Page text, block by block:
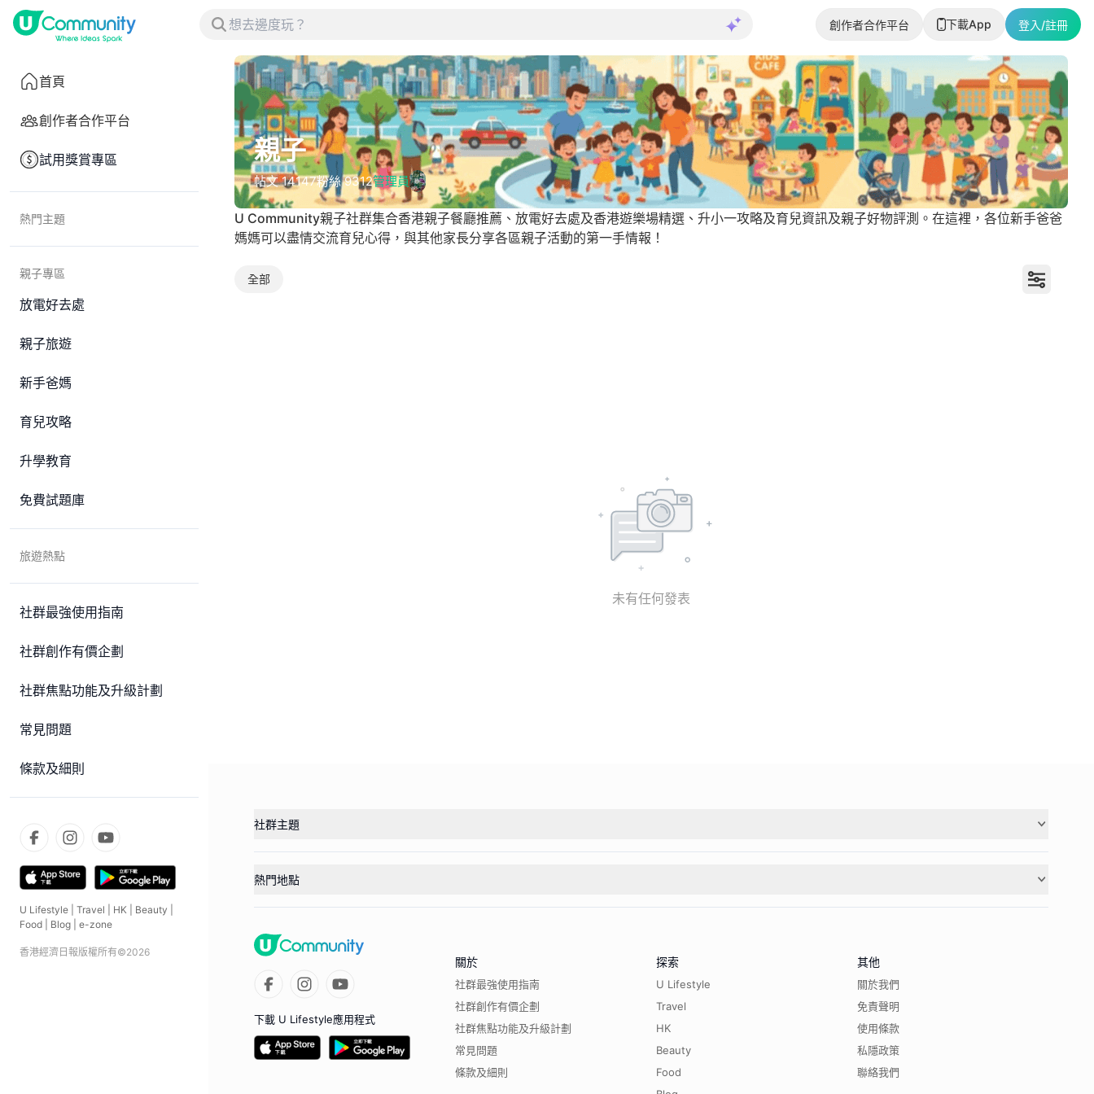
創作者合作平台 下載App 登入/註冊
首頁
創作者合作平台
試用獎賞專區
熱門主題
親子專區
放電好去處
親子旅遊
新手爸媽
育兒攻略
升學教育
免費試題庫
旅遊熱點
社群最強使用指南
社群創作有價企劃
社群焦點功能及升級計劃
常見問題
條款及細則
U Lifestyle Travel HK Beauty
Food
Blog e-zone
香港經濟日報版權所有©2026
親子
帖文14147粉絲9312管理員
U Community親子社群集合香港親子餐廳推薦、放電好去處及香港遊樂場精選、升小一攻略及育兒資訊及親子好物評測。在這裡，各位新手爸爸
媽媽可以盡情交流育兒心得，與其他家長分享各區親子活動的第一手情報！
全部 升學教育
未有任何發表
社群主題
熱門地點
下載 U Lifestyle應用程式
關於
社群最強使用指南
社群創作有價企劃
社群焦點功能及升級計劃
常見問題
條款及細則
探索
U Lifestyle
Travel
HK
Beauty
Food
其他
關於我們
免責聲明
使用條款
私隱政策
聯絡我們